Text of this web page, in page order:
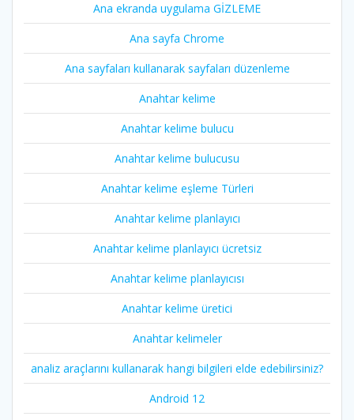
Ana ekranda uygulama GİZLEME
Ana sayfa Chrome
Ana sayfaları kullanarak sayfaları düzenleme
Anahtar kelime
Anahtar kelime bulucu
Anahtar kelime bulucusu
Anahtar kelime eşleme Türleri
Anahtar kelime planlayıcı
Anahtar kelime planlayıcı ücretsiz
Anahtar kelime planlayıcısı
Anahtar kelime üretici
Anahtar kelimeler
analiz araçlarını kullanarak hangi bilgileri elde edebilirsiniz?
Android 12